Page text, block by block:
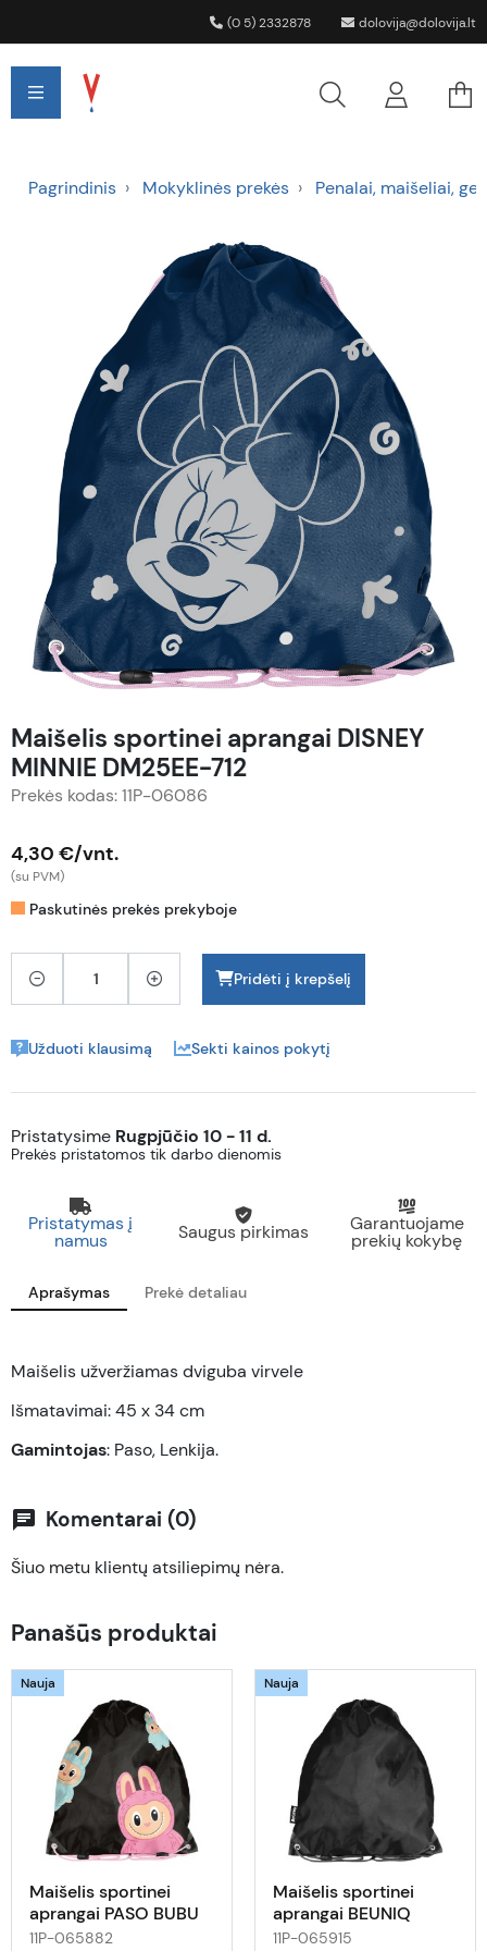
(0 5) 2332878 dolovija@dolovija.lt
Pagrindinis Mokyklinės prekės Penalai, maišeliai,
Maišelis sportinei aprangai DISNEY
MINNIE DM25EE-712
Prekės kodas: 11P-06086
4,30 €/vnt.
(su PVM)
Paskutinės prekės prekyboje
Pridėti į krepšelį
Užduoti klausimą Sekti kainos pokytį
Pristatysime Rugpjūčio 10 - 11 d.
Prekės pristatomos tik darbo dienomis
Pristatymas į
namus Saugus pirkimas Garantuojame
prekių kokybę
Aprašymas Prekė detaliau
Maišelis užveržiamas dviguba virvele
Išmatavimai: 45 x 34 cm
Gamintojas: Paso, Lenkija.
chat Komentarai (0)
Šiuo metu klientų atsiliepimų nėra.
Panašūs produktai
Nauja
Maišelis sportinei
aprangai PASO BUBU
PP26LB-712
11P-065882
Nauja
Maišelis sportinei
aprangai BEUNIQ
BUBL-712
11P-065915